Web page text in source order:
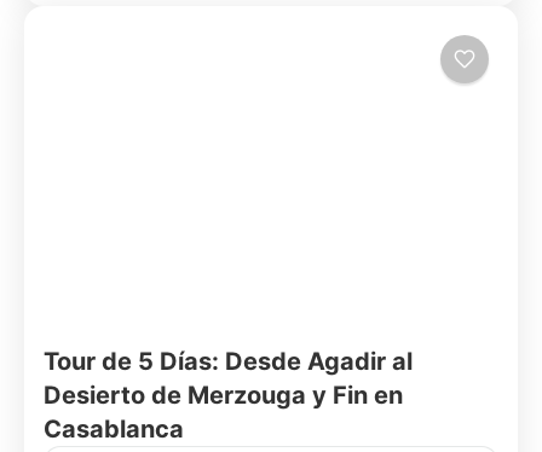
Tour de 5 Días: Desde Agadir al
Desierto de Merzouga y Fin en
Casablanca